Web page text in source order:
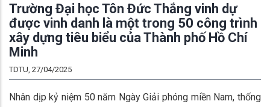
Trường Đại học Tôn Đức Thắng vinh dự
được vinh danh là một trong 50 công trình
xây dựng tiêu biểu của Thành phố Hồ Chí
Minh
TDTU, 27/04/2025
Nhân dịp kỷ niệm 50 năm Ngày Giải phóng miền Nam, thống